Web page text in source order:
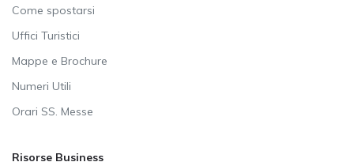
Come spostarsi
Uffici Turistici
Mappe e Brochure
Numeri Utili
Orari SS. Messe
Risorse Business